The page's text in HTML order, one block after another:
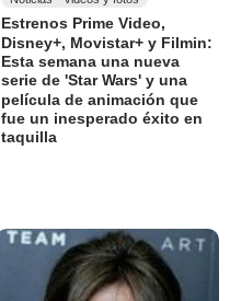
Estrenos Prime Video,
Disney+, Movistar+ y Filmin:
Esta semana una nueva
serie de 'Star Wars' y una
película de animación que
fue un inesperado éxito en
taquilla